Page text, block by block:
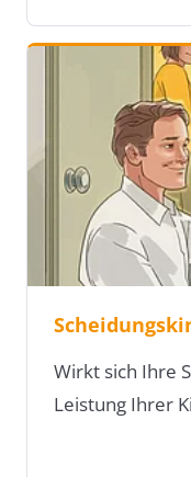
Wirkt sich Ihre
Leistung Ihrer